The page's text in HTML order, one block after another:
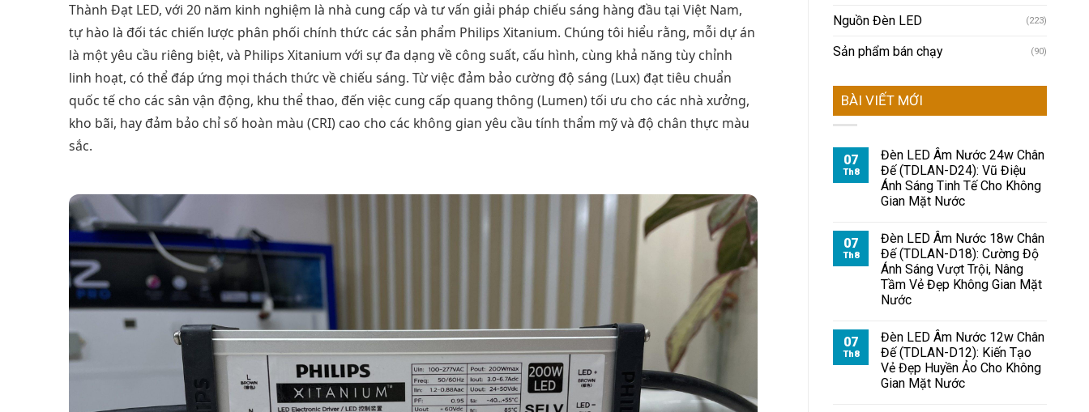
Thành Đạt LED, với 20 năm kinh nghiệm là nhà cung cấp và tư vấn giải pháp chiếu sáng hàng đầu tại Việt Nam,
tự hào là đối tác chiến lược phân phối chính thức các sản phẩm Philips Xitanium. Chúng tôi hiểu rằng, mỗi dự án
là một yêu cầu riêng biệt, và Philips Xitanium với sự đa dạng về công suất, cấu hình, cùng khả năng tùy chỉnh
linh hoạt, có thể đáp ứng mọi thách thức về chiếu sáng. Từ việc đảm bảo cường độ sáng (Lux) đạt tiêu chuẩn
quốc tế cho các sân vận động, khu thể thao, đến việc cung cấp quang thông (Lumen) tối ưu cho các nhà xưởng,
kho bãi, hay đảm bảo chỉ số hoàn màu (CRI) cao cho các không gian yêu cầu tính thẩm mỹ và độ chân thực màu
sắc.
Nguồn Đèn LED (223)
Sản phẩm bán chạy (90)
BÀI VIẾT MỚI
07
Th8
Đèn LED Âm Nước 24w Chân
Đế (TDLAN-D24): Vũ Điệu
Ánh Sáng Tinh Tế Cho Không
Gian Mặt Nước
07
Th8
Đèn LED Âm Nước 18w Chân
Đế (TDLAN-D18): Cường Độ
Ánh Sáng Vượt Trội, Nâng
Tầm Vẻ Đẹp Không Gian Mặt
Nước
07
Th8
Đèn LED Âm Nước 12w Chân
Đế (TDLAN-D12): Kiến Tạo
Vẻ Đẹp Huyền Ảo Cho Không
Gian Mặt Nước